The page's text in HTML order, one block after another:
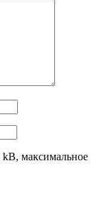
максимальное